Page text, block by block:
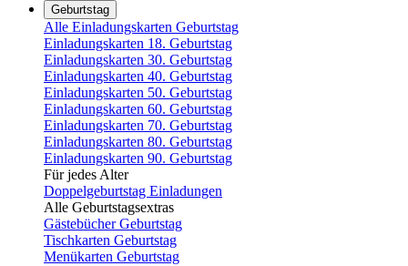
Geburtstag
Alle Einladungskarten Geburtstag
Einladungskarten 18. Geburtstag
Einladungskarten 30. Geburtstag
Einladungskarten 40. Geburtstag
Einladungskarten 50. Geburtstag
Einladungskarten 60. Geburtstag
Einladungskarten 70. Geburtstag
Einladungskarten 80. Geburtstag
Einladungskarten 90. Geburtstag
Für jedes Alter
Doppelgeburtstag Einladungen
Alle Geburtstagsextras
Gästebücher Geburtstag
Tischkarten Geburtstag
Menükarten Geburtstag